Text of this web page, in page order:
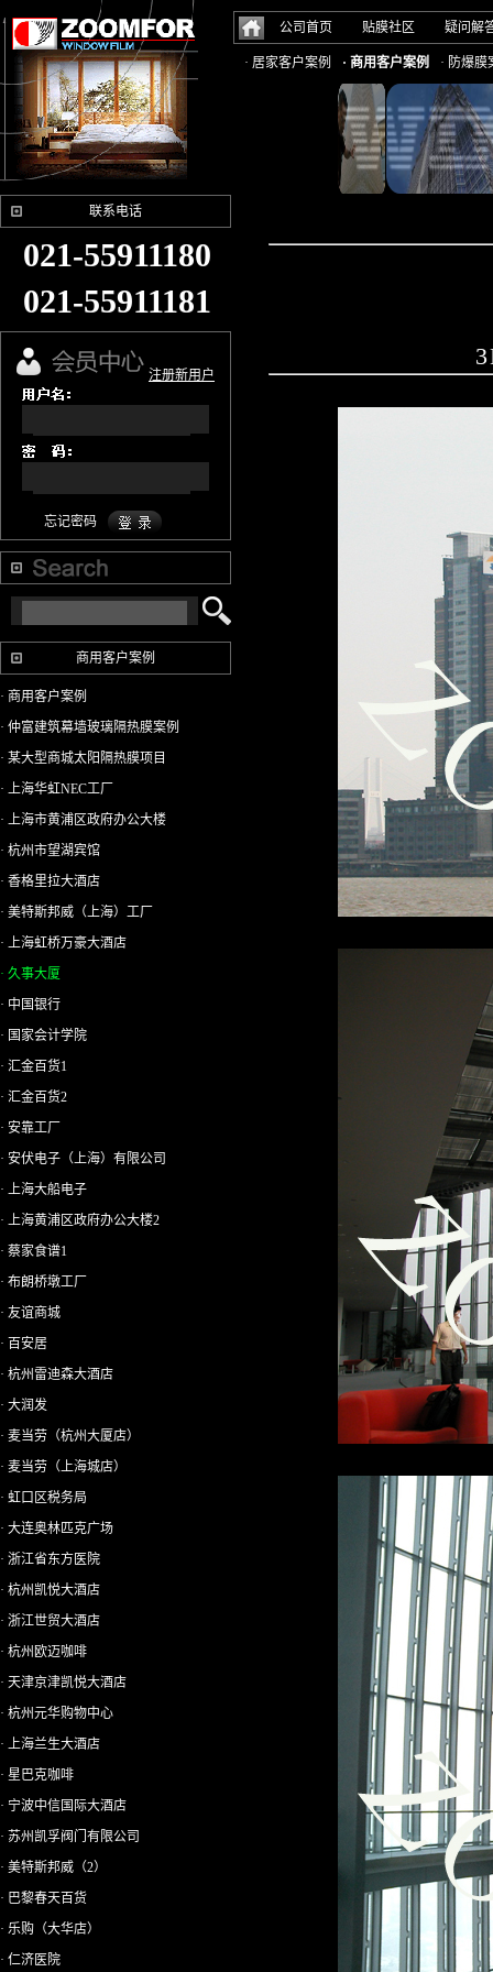
公司首页 贴膜社区 疑问解
· 居家客户案例 · 商用客户案例 · 防爆膜
联系电话
021-55911180
021-55911181
注册新用户
忘记密码
商用客户案例
· 商用客户案例
· 仲富建筑幕墙玻璃隔热膜案例
· 某大型商城太阳隔热膜项目
· 上海华虹NEC工厂
· 上海市黄浦区政府办公大楼
· 杭州市望湖宾馆
· 香格里拉大酒店
· 美特斯邦威（上海）工厂
· 上海虹桥万豪大酒店
· 久事大厦
· 中国银行
· 国家会计学院
· 汇金百货1
· 汇金百货2
· 安靠工厂
· 安伏电子（上海）有限公司
· 上海大船电子
· 上海黄浦区政府办公大楼2
· 蔡家食谱1
· 布朗桥墩工厂
· 友谊商城
· 百安居
· 杭州雷迪森大酒店
· 大润发
· 麦当劳（杭州大厦店）
· 麦当劳（上海城店）
· 虹口区税务局
· 大连奥林匹克广场
· 浙江省东方医院
· 杭州凯悦大酒店
· 浙江世贸大酒店
· 杭州欧迈咖啡
· 天津京津凯悦大酒店
· 杭州元华购物中心
· 上海兰生大酒店
· 星巴克咖啡
· 宁波中信国际大酒店
· 苏州凯孚阀门有限公司
· 美特斯邦威（2）
· 巴黎春天百货
· 乐购（大华店）
· 仁济医院